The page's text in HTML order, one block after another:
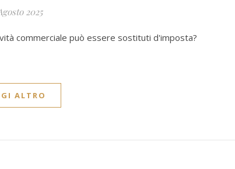
2025
commerciale può essere sostituti d'imposta?
ALTRO